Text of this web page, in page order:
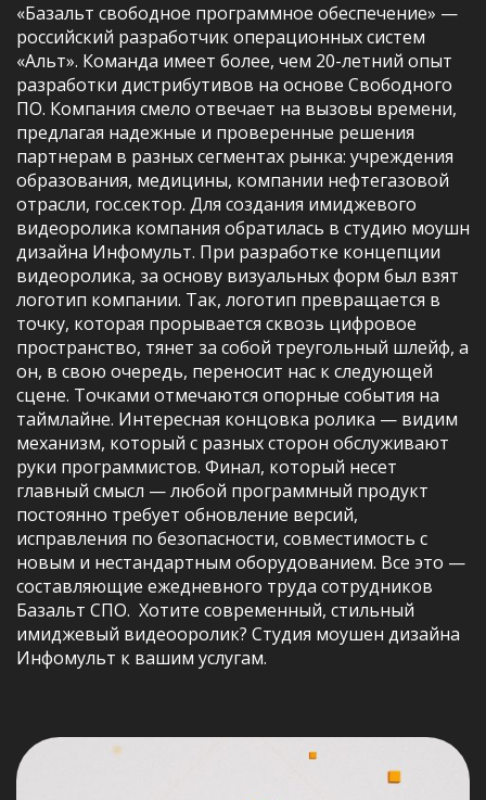
«Базальт свободное программное обеспечение» —
российский разработчик операционных систем
«Альт». Команда имеет более, чем 20-летний опыт
разработки дистрибутивов на основе Свободного
ПО. Компания смело отвечает на вызовы времени,
предлагая надежные и проверенные решения
партнерам в разных сегментах рынка: учреждения
образования, медицины, компании нефтегазовой
отрасли, гос.сектор. Для создания имиджевого
видеоролика компания обратилась в студию моушн
дизайна Инфомульт. При разработке концепции
видеоролика, за основу визуальных форм был взят
логотип компании. Так, логотип превращается в
точку, которая прорывается сквозь цифровое
пространство, тянет за собой треугольный шлейф, а
он, в свою очередь, переносит нас к следующей
сцене. Точками отмечаются опорные события на
таймлайне. Интересная концовка ролика — видим
механизм, который с разных сторон обслуживают
руки программистов. Финал, который несет
главный смысл — любой программный продукт
постоянно требует обновление версий,
исправления по безопасности, совместимость с
новым и нестандартным оборудованием. Все это —
составляющие ежедневного труда сотрудников
Базальт СПО. Хотите современный, стильный
имиджевый видеооролик? Студия моушен дизайна
Инфомульт к вашим услугам.